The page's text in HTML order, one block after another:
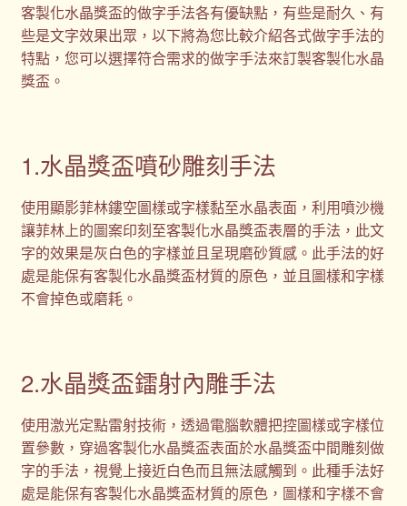
客製化水晶獎盃的做字手法各有優缺點，有些是耐久、有
些是文字效果出眾，以下將為您比較介紹各式做字手法的
特點，您可以選擇符合需求的做字手法來訂製客製化水晶
獎盃。
1.水晶獎盃噴砂雕刻手法
使用顯影菲林鏤空圖樣或字樣黏至水晶表面，利用噴沙機
讓菲林上的圖案印刻至客製化水晶獎盃表層的手法，此文
字的效果是灰白色的字樣並且呈現磨砂質感。此手法的好
處是能保有客製化水晶獎盃材質的原色，並且圖樣和字樣
不會掉色或磨耗。
2.水晶獎盃鐳射內雕手法
使用激光定點雷射技術，透過電腦軟體把控圖樣或字樣位
置參數，穿過客製化水晶獎盃表面於水晶獎盃中間雕刻做
字的手法，視覺上接近白色而且無法感觸到。此種手法好
處是能保有客製化水晶獎盃材質的原色，圖樣和字樣不會